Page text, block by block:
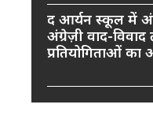
द आर्यन स्कूल में
अंग्रेज़ी वाद-
प्रतियोगिताओं